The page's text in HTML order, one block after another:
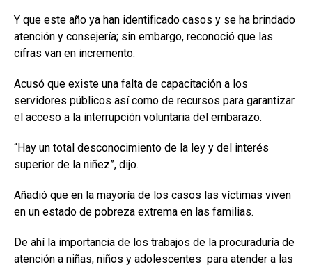
Y que este año ya han identificado casos y se ha brindado
atención y consejería; sin embargo, reconoció que las
cifras van en incremento.
Acusó que existe una falta de capacitación a los
servidores públicos así como de recursos para garantizar
el acceso a la interrupción voluntaria del embarazo.
“Hay un total desconocimiento de la ley y del interés
superior de la niñez”, dijo.
Añadió que en la mayoría de los casos las víctimas viven
en un estado de pobreza extrema en las familias.
De ahí la importancia de los trabajos de la procuraduría de
atención a niñas, niños y adolescentes para atender a las